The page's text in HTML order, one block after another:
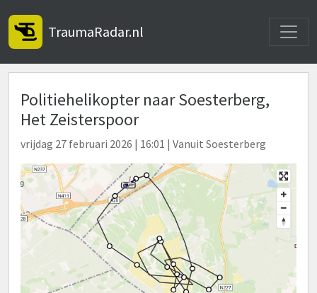
TraumaRadar.nl
Politiehelikopter naar Soesterberg,
Het Zeisterspoor
vrijdag 27 februari 2026 | 16:01 | Vanuit Soesterberg